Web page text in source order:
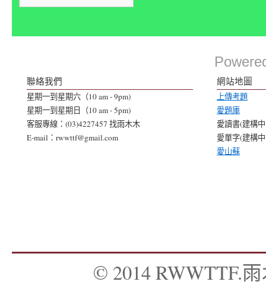
聯絡我們
星期一到星期六（10 am - 9pm)
星期一到星期日（10 am - 5pm)
客服專線：(03)4227457 找雨木木
E-mail：rwwttf@gmail.com
網站地圖
上傳考題
愛題庫
愛讀書(建構
愛單字(建構
愛山蘇
© 2014 RWWTTF.